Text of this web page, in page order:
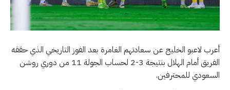
أعرب لاعبو الخليج عن سعادتهم الغامرة بعد الفوز التاريخي الذي حققه
الفريق أمام الهلال بنتيجة 3-2 لحساب الجولة 11 من دوري روشن
السعودي للمحترفين.